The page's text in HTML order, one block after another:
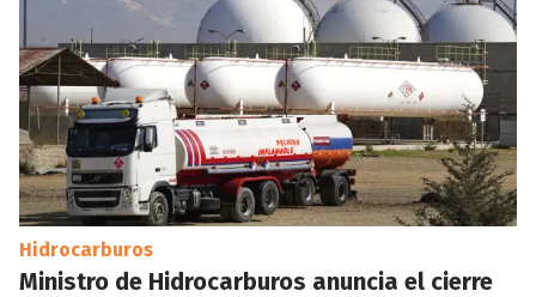
Hidrocarburos
Ministro de Hidrocarburos anuncia el cierre